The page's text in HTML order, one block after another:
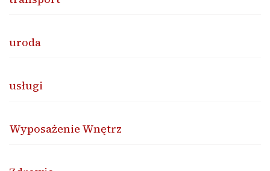
uroda
usługi
Wyposażenie Wnętrz